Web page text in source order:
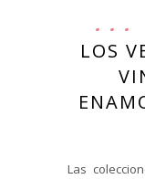
LOS
Las